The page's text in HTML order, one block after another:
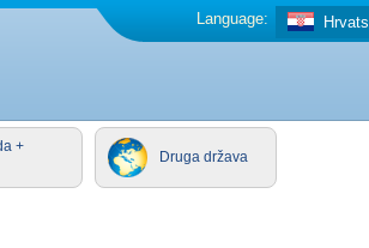
Language:
+
Druga država